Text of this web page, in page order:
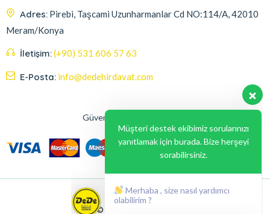
Adres: Pirebi, Taşcami Uzunharmanlar Cd NO:114/A, 42010
Meram/Konya
İletişim:(+90) 531 606 57 63
E-Posta: info@dedehirdavat.com
Güvenli Ödeme Seçenekleri
© 2024, Liabil Dizayn
Müşteri destek ekibimiz sorularınızı
yanıtlamak için burada. Bize herşeyi
sorabilirsiniz.
Merhaba , size nasıl yardımcı
olabilirim ?